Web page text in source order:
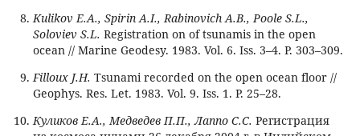
Kulikov E.A., Spirin A.I., Rabinovich A.B., Poole S.L.,
Soloviev S.L. Registration on of tsunamis in the open
ocean // Marine Geodesy. 1983. Vol. 6. Iss. 3–4. P. 303–309.
Filloux J.H. Tsunami recorded on the open ocean floor //
Geophys. Res. Let. 1983. Vol. 9. Iss. 1. P. 25–28.
Куликов Е.А., Медведев П.П., Лаппо С.С. Регистрация